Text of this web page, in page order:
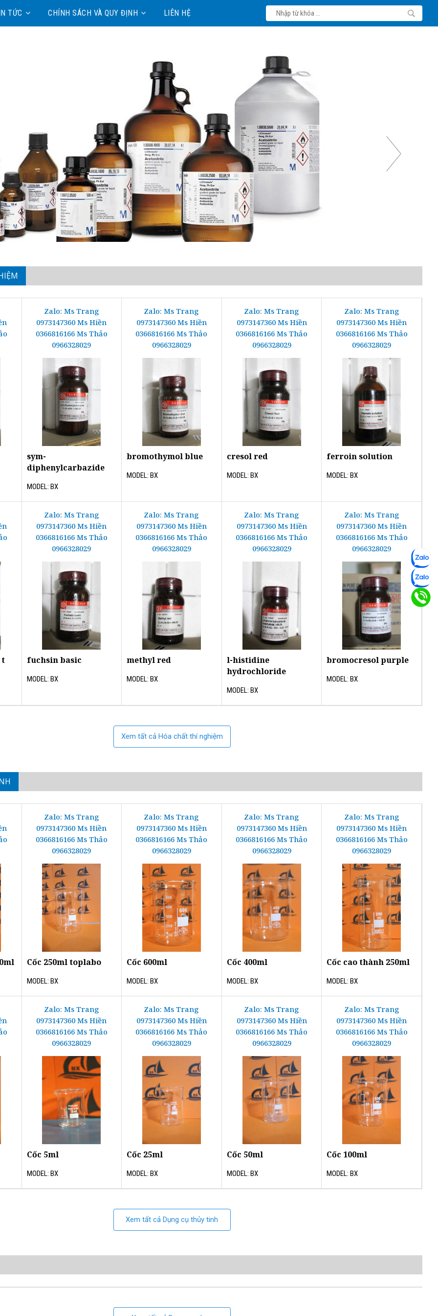
TỨC CHÍNH SÁCH VÀ QUY ĐỊNH LIÊN HỆ
Zalo: Ms Trang
0973147360 Ms Hiền
0366816166 Ms Thảo
0966328029
sym-
diphenylcarbazide
MODEL: BX
Zalo: Ms Trang
0973147360 Ms Hiền
0366816166 Ms Thảo
0966328029
bromothymol blue
MODEL: BX
Zalo: Ms Trang
0973147360 Ms Hiền
0366816166 Ms Thảo
0966328029
cresol red
MODEL: BX
Zalo: Ms Trang
0973147360 Ms Hiền
0366816166 Ms Thảo
0966328029
ferroin solution
MODEL: BX
t
Zalo: Ms Trang
0973147360 Ms Hiền
0366816166 Ms Thảo
0966328029
fuchsin basic
MODEL: BX
Zalo: Ms Trang
0973147360 Ms Hiền
0366816166 Ms Thảo
0966328029
methyl red
MODEL: BX
Zalo: Ms Trang
0973147360 Ms Hiền
0366816166 Ms Thảo
0966328029
l-histidine
hydrochloride
MODEL: BX
Zalo: Ms Trang
0973147360 Ms Hiền
0366816166 Ms Thảo
0966328029
bromocresol purple
MODEL: BX
Xem tất cả Hóa chất thí nghiệm
Zalo: Ms Trang
0973147360 Ms Hiền
0366816166 Ms Thảo
0966328029
Cốc 250ml toplabo
MODEL: BX
Zalo: Ms Trang
0973147360 Ms Hiền
0366816166 Ms Thảo
0966328029
Cốc 600ml
MODEL: BX
Zalo: Ms Trang
0973147360 Ms Hiền
0366816166 Ms Thảo
0966328029
Cốc 400ml
MODEL: BX
Zalo: Ms Trang
0973147360 Ms Hiền
0366816166 Ms Thảo
0966328029
Cốc cao thành 250ml
MODEL: BX
Zalo: Ms Trang
0973147360 Ms Hiền
0366816166 Ms Thảo
0966328029
Cốc 5ml
MODEL: BX
Zalo: Ms Trang
0973147360 Ms Hiền
0366816166 Ms Thảo
0966328029
Cốc 25ml
MODEL: BX
Zalo: Ms Trang
0973147360 Ms Hiền
0366816166 Ms Thảo
0966328029
Cốc 50ml
MODEL: BX
Zalo: Ms Trang
0973147360 Ms Hiền
0366816166 Ms Thảo
0966328029
Cốc 100ml
MODEL: BX
Xem tất cả Dụng cụ thủy tinh